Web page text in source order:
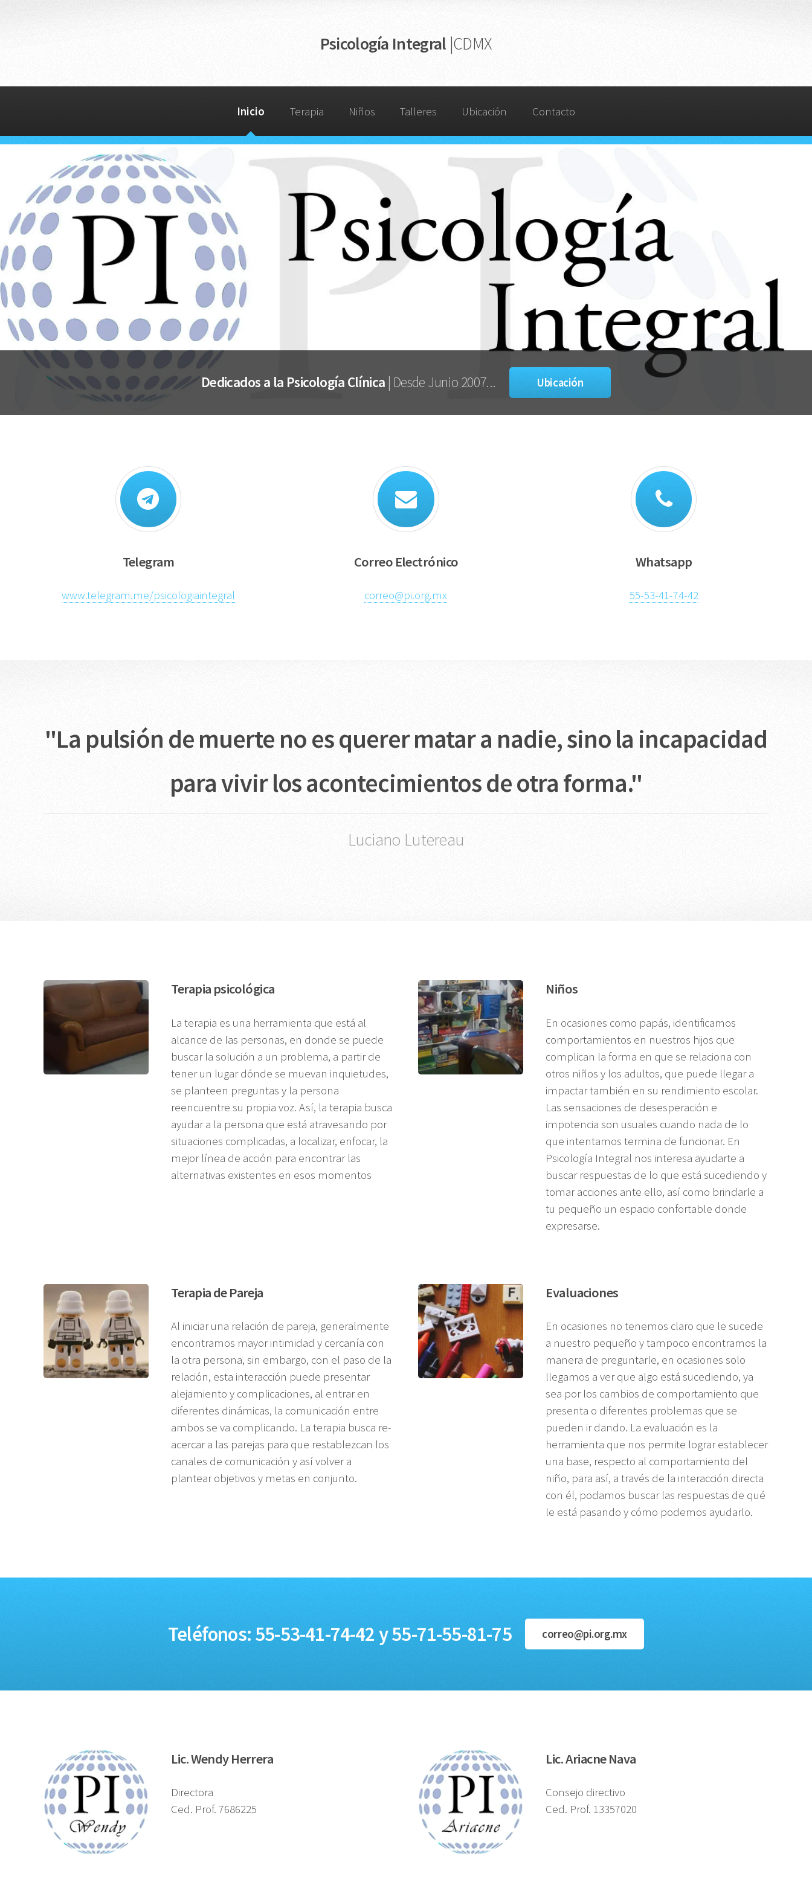
Psicología Integral |CDMX
Inicio Terapia Niños Talleres Ubicación Contacto
Dedicados a la Psicología Clínica | Desde Junio 2007... Ubicación
Telegram
www.telegram.me/psicologiaintegral
Correo Electrónico
correo@pi.org.mx
Whatsapp
55-53-41-74-42
"La pulsión de muerte no es querer matar a nadie, sino la incapacidad
para vivir los acontecimientos de otra forma."
Luciano Lutereau
Terapia psicológica
La terapia es una herramienta que está al
alcance de las personas, en donde se puede
buscar la solución a un problema, a partir de
tener un lugar dónde se muevan inquietudes,
se planteen preguntas y la persona
reencuentre su propia voz. Así, la terapia busca
ayudar a la persona que está atravesando por
situaciones complicadas, a localizar, enfocar, la
mejor línea de acción para encontrar las
alternativas existentes en esos momentos
Niños
En ocasiones como papás, identificamos
comportamientos en nuestros hijos que
complican la forma en que se relaciona con
otros niños y los adultos, que puede llegar a
impactar también en su rendimiento escolar.
Las sensaciones de desesperación e
impotencia son usuales cuando nada de lo
que intentamos termina de funcionar. En
Psicología Integral nos interesa ayudarte a
buscar respuestas de lo que está sucediendo y
tomar acciones ante ello, así como brindarle a
tu pequeño un espacio confortable donde
expresarse.
Terapia de Pareja
Al iniciar una relación de pareja, generalmente
encontramos mayor intimidad y cercanía con
la otra persona, sin embargo, con el paso de la
relación, esta interacción puede presentar
alejamiento y complicaciones, al entrar en
diferentes dinámicas, la comunicación entre
ambos se va complicando. La terapia busca re-
acercar a las parejas para que restablezcan los
canales de comunicación y así volver a
plantear objetivos y metas en conjunto.
Evaluaciones
En ocasiones no tenemos claro que le sucede
a nuestro pequeño y tampoco encontramos la
manera de preguntarle, en ocasiones solo
llegamos a ver que algo está sucediendo, ya
sea por los cambios de comportamiento que
presenta o diferentes problemas que se
pueden ir dando. La evaluación es la
herramienta que nos permite lograr establecer
una base, respecto al comportamiento del
niño, para así, a través de la interacción directa
con él, podamos buscar las respuestas de qué
le está pasando y cómo podemos ayudarlo.
Teléfonos: 55-53-41-74-42 y 55-71-55-81-75 correo@pi.org.mx
Lic. Wendy Herrera
Directora
Ced. Prof. 7686225
Lic. Ariacne Nava
Consejo directivo
Ced. Prof. 13357020